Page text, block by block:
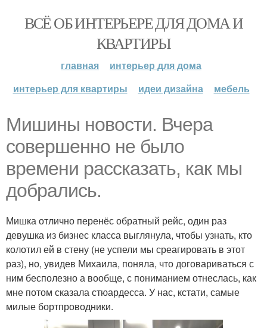
ВСЁ ОБ ИНТЕРЬЕРЕ ДЛЯ ДОМА И
КВАРТИРЫ
главная
интерьер для дома
интерьер для квартиры
идеи дизайна мебель
Мишины новости. Вчера
совершенно не было
времени рассказать, как мы
добрались.
Мишка отлично перенёс обратный рейс, один раз
девушка из бизнес класса выглянула, чтобы узнать, кто
колотил ей в стену (не успели мы среагировать в этот
раз), но, увидев Михаила, поняла, что договариваться с
ним бесполезно а вообще, с пониманием отнеслась, как
мне потом сказала стюардесса. У нас, кстати, самые
милые бортпроводники.